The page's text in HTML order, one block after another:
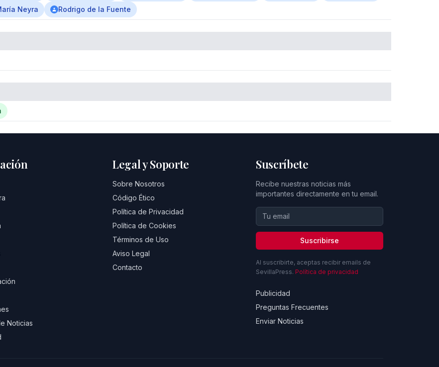
Neyra Rodrigo de la Fuente
Noticias
Legal y Soporte
Sobre Nosotros
Código Ético
Política de Privacidad
Política de Cookies
Términos de Uso
Aviso Legal
Contacto
Suscríbete
Recibe nuestras noticias más
importantes directamente en tu email.
Suscribirse
Al suscribirte, aceptas recibir emails de
SevillaPress. Política de privacidad
Publicidad
Preguntas Frecuentes
Enviar Noticias